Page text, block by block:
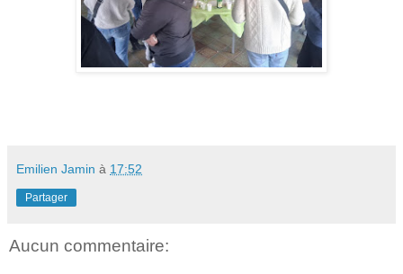
Emilien Jamin à 17:52
Partager
Aucun commentaire: